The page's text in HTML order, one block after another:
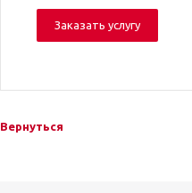
Заказать услугу
Вернуться